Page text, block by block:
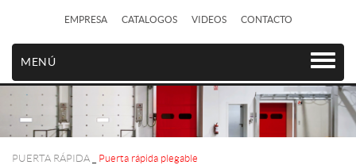
EMPRESA CATALOGOS VIDEOS CONTACTO
MENÚ
PUERTA RÁPIDA Puerta rápida plegable